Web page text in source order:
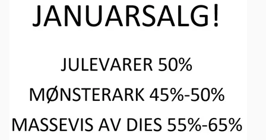
Adventssalg og juleferie
Sommeren 2025
God påske fra Hobbylageret!
Velkkommen til treff med Hobbylageret!